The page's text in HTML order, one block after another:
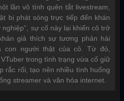
lần vô tình quên tắt livestream,
bị phát sóng trực tiếp đến khán
sự cố này lại khiến cô trở
giả thích sự tương phản hài
con người thật của cô. Từ đó,
trong tình trạng vừa cố giữ
rắc rối, tạo nên nhiều tình huống
streamer và văn hóa internet.